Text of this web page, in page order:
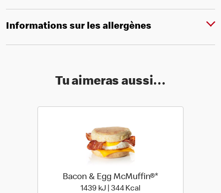
Informations sur les allergènes
Tu aimeras aussi…
Bacon & Egg McMuffin®*
1439 kJ | 344 Kcal